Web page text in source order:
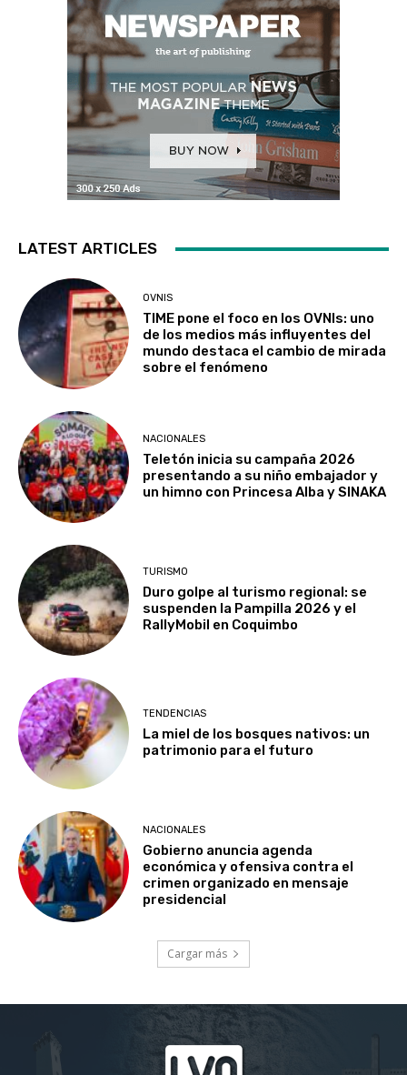
LATEST ARTICLES
OVNIS
TIME pone el foco en los OVNIs: uno
de los medios más influyentes del
mundo destaca el cambio de mirada
sobre el fenómeno
NACIONALES
Teletón inicia su campaña 2026
presentando a su niño embajador y
un himno con Princesa Alba y SINAKA
TURISMO
Duro golpe al turismo regional: se
suspenden la Pampilla 2026 y el
RallyMobil en Coquimbo
TENDENCIAS
La miel de los bosques nativos: un
patrimonio para el futuro
NACIONALES
Gobierno anuncia agenda
económica y ofensiva contra el
crimen organizado en mensaje
presidencial
Cargar más